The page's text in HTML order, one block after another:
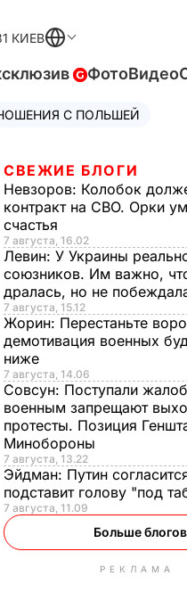
КИЕВ
ФотоВидео
С ПОЛЬШЕЙ
СВЕЖИЕ БЛОГИ
Невзоров: Колобок
контракт на СВО. Орки
счастья
7 августа, 16.02
Левин: У Украины
союзников. Им важно,
дралась, но не
7 августа, 15.12
Жорин: Перестаньте
демотивация военных
ниже
7 августа, 14.06
Совсун: Поступали
военным запрещают
протесты. Позиция
Минобороны
7 августа, 13.22
Эйдман: Путин
подставит голову "под
7 августа, 11.09
Больше блогов
РЕКЛАМА